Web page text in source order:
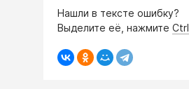
Нашли в тексте ошибку?
Выделите её, нажмите